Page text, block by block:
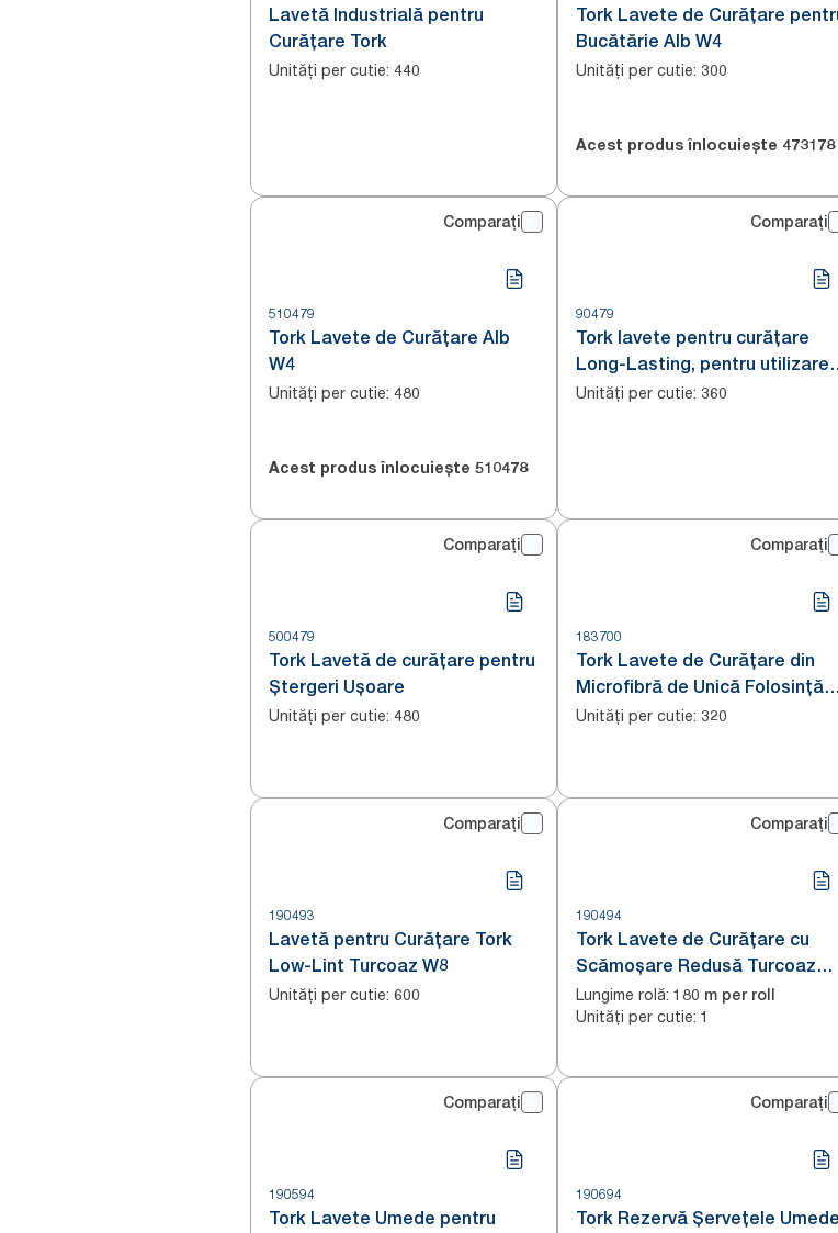
Lavetă Industrială pentru
Curățare Tork
Unități per cutie: 440
Tork Lavete de Curățare
Bucătărie Alb W4
Unități per cutie: 300
Acest produs înlocuiește 473178
Comparați
510479
Tork Lavete de Curățare Alb
W4
Unități per cutie: 480
Acest produs înlocuiește 510478
Comparați
90479
Tork lavete pentru curățare
Long-Lasting, pentru utilizare
îndelungată
Unități per cutie: 360
Comparați
500479
Tork Lavetă de curățare pentru
Ștergeri Ușoare
Unități per cutie: 480
Comparați
183700
Tork Lavete de Curățare din
Microfibră de Unică Folosință
Alb cu imprimare albastră
Unități per cutie: 320
Comparați
190493
Lavetă pentru Curățare Tork
Low-Lint Turcoaz W8
Unități per cutie: 600
Comparați
190494
Tork Lavete de Curățare cu
Scămoșare Redusă Turcoaz
W1/2/3
Lungime rolă: 180 m per roll
Unități per cutie: 1
Comparați
190594
Tork Lavete Umede pentru
Comparați
190694
Tork Rezervă Șervețele Umede